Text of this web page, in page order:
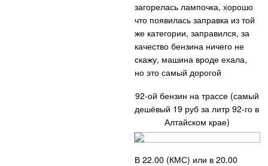
загорелась лампочка, хорошо
что появилась заправка из той
же категории, заправился, за
качество бензина ничего не
скажу, машина вроде ехала,
но это самый дорогой
92-ой бензин на трассе (самый
дешёвый 19 руб за литр 92-го в
Алтайском крае)
В 22.00 (КМС) или в 20.00